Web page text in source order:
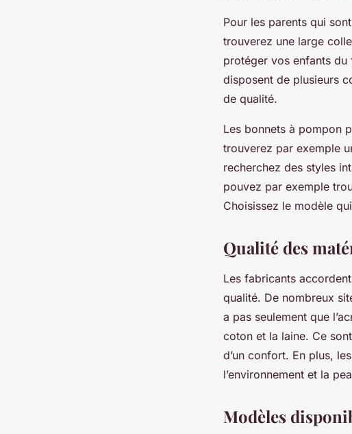
Pour les parents qui
trouverez une large
protéger vos enfants du
disposent de plusieurs
de qualité.
Les bonnets à pompon
trouverez par exemple
recherchez des styles
pouvez par exemple
Choisissez le modèle
Qualité des
Les fabricants
qualité. De nombreux
a pas seulement que
coton et la laine. Ce
d’un confort. En plus,
l’environnement et la
Modèles